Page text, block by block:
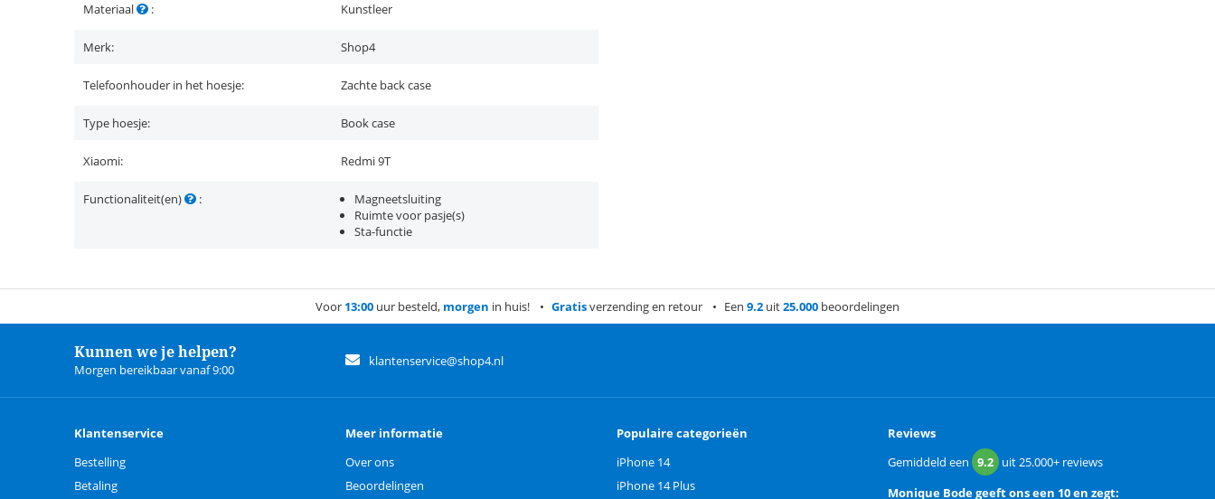
Materiaal : Kunstleer
Merk: Shop4
Telefoonhouder in het hoesje: Zachte back case
Type hoesje: Book case
Xiaomi: Redmi 9T
Functionaliteit(en) :
Magneetsluiting
Ruimte voor pasje(s)
Sta-functie
Voor 13:00 uur besteld, morgen in huis! Gratisverzending en retour Een 9.2 uit25.000 beoordelingen
Kunnen we je helpen?
Morgen bereikbaar vanaf 9:00
klantenservice@shop4.nl
Klantenservice
Bestelling
Betaling
Meer informatie
Over ons
Beoordelingen
Populaire categorieën
iPhone 14
iPhone 14 Plus
Reviews
Gemiddeld een 9.2 uit25.000+ reviews
Monique Bodegeeft ons een 10 en zegt: